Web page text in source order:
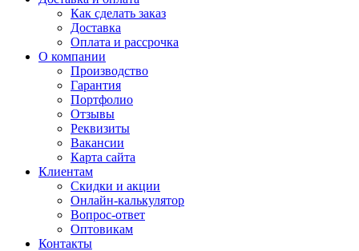
Как сделать заказ
Доставка
Оплата и рассрочка
О компании
Производство
Гарантия
Портфолио
Отзывы
Реквизиты
Вакансии
Карта сайта
Клиентам
Скидки и акции
Онлайн-калькулятор
Вопрос-ответ
Оптовикам
Контакты